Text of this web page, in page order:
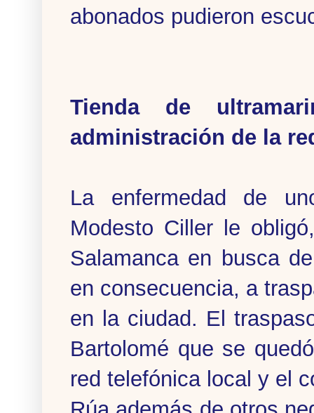
abonados pudieron
Tienda de
administración de la
La enfermedad de
Modesto Ciller le
Salamanca en busca
en consecuencia, a
en la ciudad. El
Bartolomé que se
red telefónica local y el